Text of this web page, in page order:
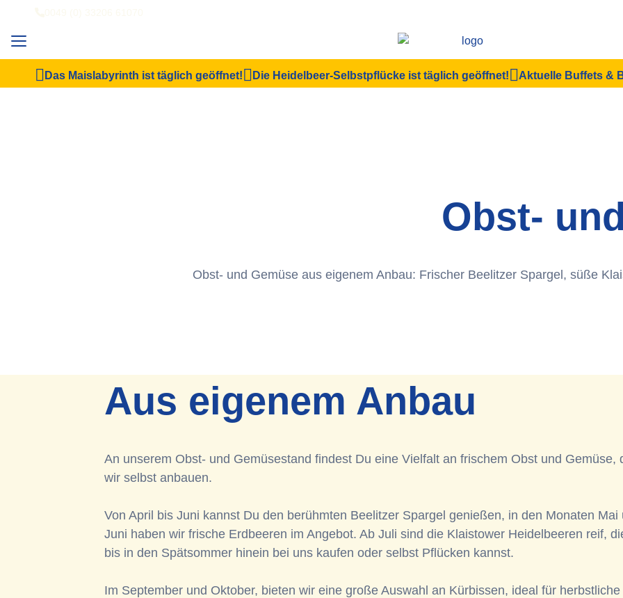
Das Maislabyrinth ist täglich geöffnet! Die Heidelbeer-Selbstpflücke ist täglich geöffnet! Aktuelle Buffets &
Obst-
Obst- und Gemüse aus eigenem Anbau: Frischer Beelitzer Spargel, süße
Aus eigenem Anbau
An unserem Obst- und Gemüsestand findest Du eine Vielfalt an frischem Obst und Gemüse,
wir selbst anbauen.
Von April bis Juni kannst Du den berühmten Beelitzer Spargel genießen, in den Monaten Mai
Juni haben wir frische Erdbeeren im Angebot. Ab Juli sind die Klaistower Heidelbeeren reif,
bis in den Spätsommer hinein bei uns kaufen oder selbst Pflücken kannst.
Im September und Oktober, bieten wir eine große Auswahl an Kürbissen, ideal für herbstliche